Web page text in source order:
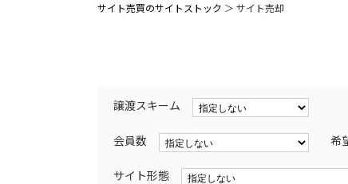
サイト売買のサイトストック ＞ サイト売却
譲渡スキーム
会員数 希
サイト形態